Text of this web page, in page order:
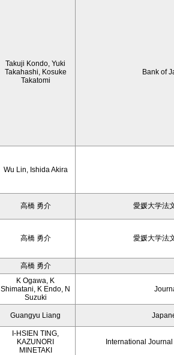
Takuji Kondo, Yuki
Takahashi, Kosuke
Takatomi
Bank of
Wu Lin, Ishida Akira
高橋 勇介 愛媛大学法
高橋 勇介 愛媛大学法
高橋 勇介
K Ogawa, K
Shimatani, K Endo, N
Suzuki
Guangyu Liang
I-HSIEN TING,
KAZUNORI
MINETAKI
International